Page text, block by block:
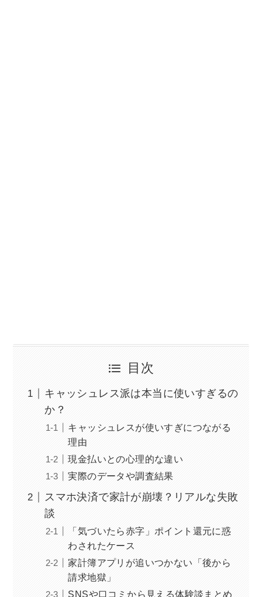
目次
キャッシュレス派は本当に使いすぎるの
か？
キャッシュレスが使いすぎにつながる
理由
現金払いとの心理的な違い
実際のデータや調査結果
スマホ決済で家計が崩壊？リアルな失敗
談
「気づいたら赤字」ポイント還元に惑
わされたケース
家計簿アプリが追いつかない「後から
請求地獄」
SNSや口コミから見える体験談まとめ